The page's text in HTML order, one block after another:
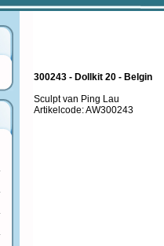
300243 - Dollkit 20 - Belgin
Sculpt van Ping Lau
Artikelcode: AW300243